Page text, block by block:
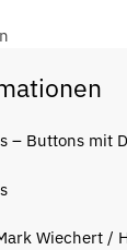
– Buttons mit
Wiechert /